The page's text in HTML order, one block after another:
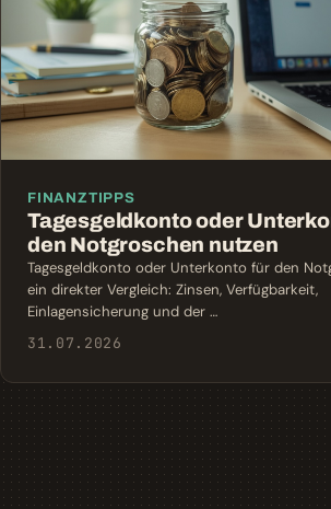
FINANZTIPPS
Tagesgeldkonto oder
den Notgroschen nutzen
Tagesgeldkonto oder Unterkonto für den
ein direkter Vergleich: Zinsen, Verfügbarkeit,
Einlagensicherung und der …
31.07.2026